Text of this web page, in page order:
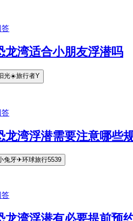
答
龙湾适合小朋友浮潜吗
光☀️旅行者Y
答
龙湾浮潜需要注意哪些
兔牙✈环球旅行5539
答
龙湾浮潜有必要提前预